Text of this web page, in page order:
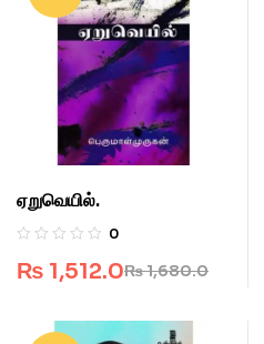
ஏறுவெயில்.
0
₨1,680.0
₨ 1,512.0